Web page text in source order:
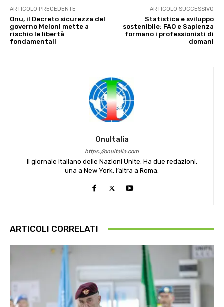
ARTICOLO PRECEDENTE
Onu, il Decreto sicurezza del
governo Meloni mette a
rischio le libertà
fondamentali
ARTICOLO SUCCESSIVO
Statistica e sviluppo
sostenibile: FAO e Sapienza
formano i professionisti di
domani
OnuItalia
https://onuitalia.com
Il giornale Italiano delle Nazioni Unite. Ha due redazioni,
una a New York, l’altra a Roma.
ARTICOLI CORRELATI